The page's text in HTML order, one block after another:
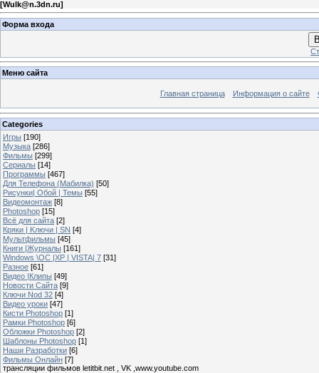
[Wulk@n.3dn.ru]
Форма входа
Меню сайта
Главная страница Информация о сайте
Categories
Игры [190]
Музыка [286]
Фильмы [299]
Сериалы [14]
Программы [467]
Для Телефона (Мабилка) [50]
Рисунки| Обой | Темы [55]
Видеомонтаж [8]
Photoshop [15]
Всё для сайта [2]
Кряки | Kлючи | SN [4]
Мультфильмы [45]
Книги |Журналы [161]
Windows \OC |XP | VISTA| 7 [31]
Разное [61]
Видео |Клипы [49]
Новости Сайта [9]
Ключи Nod 32 [4]
Видео уроки [47]
Кисти Photoshop [1]
Рамки Photoshop [6]
Обложки Photoshop [2]
Шаблоны Photoshop [1]
Наши Разработки [6]
Фильмы Онлайн [7]
трансляции фильмов letitbit.net , VK ,www.youtube.com